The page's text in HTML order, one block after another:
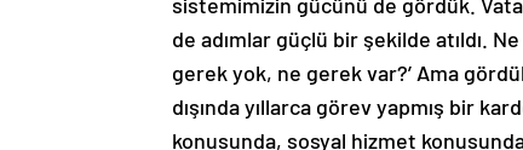
de adımlar güçlü bir şekilde atıldı.
gerek yok, ne gerek var?’ Ama
dışında yıllarca görev yapmış bir
konusunda, sosyal hizmet